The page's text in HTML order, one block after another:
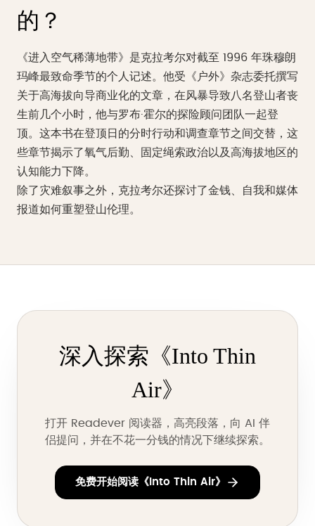
的？
《进入空气稀薄地带》是克拉考尔对截至 1996 年珠穆朗
玛峰最致命季节的个人记述。他受《户外》杂志委托撰写
关于高海拔向导商业化的文章，在风暴导致八名登山者丧
生前几个小时，他与罗布·霍尔的探险顾问团队一起登
顶。这本书在登顶日的分时行动和调查章节之间交替，这
些章节揭示了氧气后勤、固定绳索政治以及高海拔地区的
认知能力下降。
除了灾难叙事之外，克拉考尔还探讨了金钱、自我和媒体
报道如何重塑登山伦理。
深入探索《Into Thin
Air》
打开 Readever 阅读器，高亮段落，向 AI 伴
侣提问，并在不花一分钱的情况下继续探索。
免费开始阅读《Into Thin Air》